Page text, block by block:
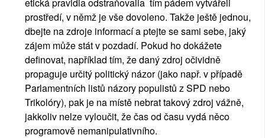
prostředí, v němž je vše dovoleno. Takže ještě jednou,
dbejte na zdroje informací a ptejte se sami sebe, jaký
zájem může stát v pozdadí. Pokud ho dokážete
definovat, například tím, že daný zdroj očividně
propaguje určitý politický názor (jako např. v případě
Parlamentních listů názory populistů z SPD nebo
Trikolóry), pak je na místě nebrat takový zdroj vážně,
jakkoliv nelze vyloučit, že čas od času vydá něco
programově nemanipulativního.